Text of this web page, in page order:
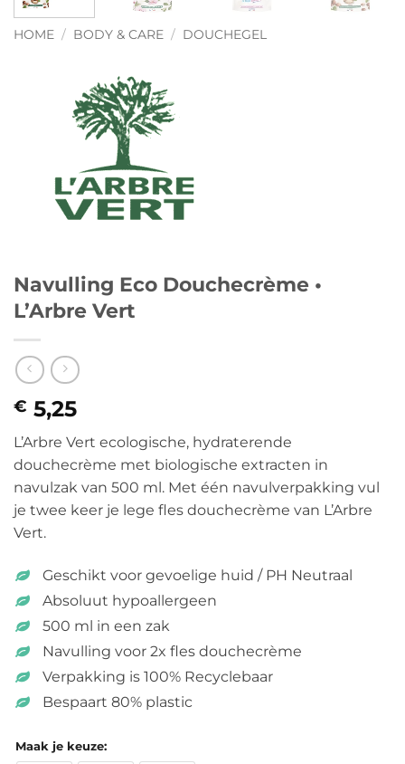
HOME / BODY & CARE / DOUCHEGEL
Navulling Eco Douchecrème •
L’Arbre Vert
€ 5,25
L’Arbre Vert ecologische, hydraterende
douchecrème met biologische extracten in
navulzak van 500 ml. Met één navulverpakking vul
je twee keer je lege fles douchecrème van L’Arbre
Vert.
Geschikt voor gevoelige huid / PH Neutraal
Absoluut hypoallergeen
500 ml in een zak
Navulling voor 2x fles douchecrème
Verpakking is 100% Recyclebaar
Bespaart 80% plastic
Maak je keuze: